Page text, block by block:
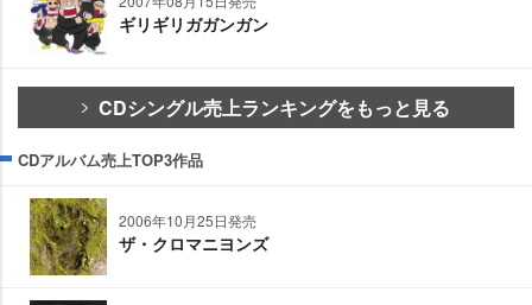
ギリギリガガンガン
CDシングル売上ランキングをもっと見る
CDアルバム売上TOP3作品
2006年10月25日発売
ザ・クロマニヨンズ